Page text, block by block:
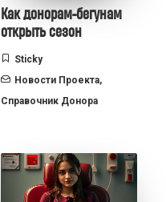
Как донорам-бегунам
открыть сезон
Sticky
Новости Проекта,
Справочник Донора